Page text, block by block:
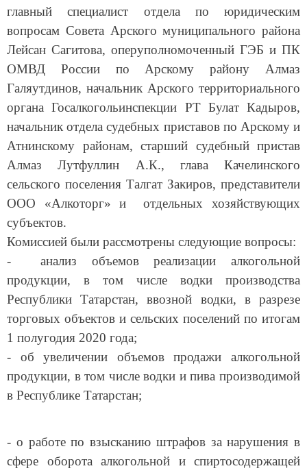
главный специалист отдела по юридическим
вопросам Совета Арского муниципального района
Лейсан Сагитова, оперуполномоченный ГЭБ и ПК
ОМВД России по Арскому району Алмаз
Галяутдинов, начальник Арского территориального
органа Госалкогольинспекции РТ Булат Кадыров,
начальник отдела судебных приставов по Арскому и
Атнинскому районам, старший судебный пристав
Алмаз Лутфуллин А.К., глава Качелинского
сельского поселения Талгат Закиров,
представители
ООО «Алкоторг» и отдельных хозяйствующих
субъектов.
Комиссией были рассмотрены следующие вопросы:
- анализ объемов реализации алкогольной
продукции, в том числе водки производства
Республики Татарстан, ввозной водки, в разрезе
торговых объектов и сельских поселений по итогам
1 полугодия 2020 года;
- об увеличении объемов продажи алкогольной
продукции, в том числе водки и пива производимой
в Республике Татарстан;
- о работе по взысканию штрафов за нарушения в
сфере оборота алкогольной и спиртосодержащей